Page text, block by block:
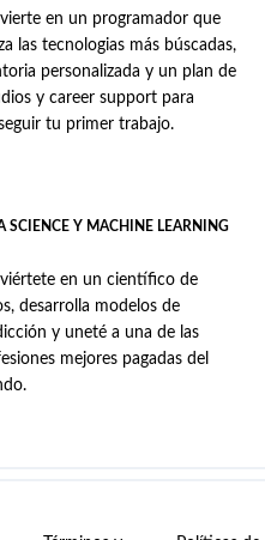
en un programador que
las tecnologias más búscadas,
personalizada y un plan de
y career support para
tu primer trabajo.
SCIENCE Y MACHINE LEARNING
en un científico de
desarrolla modelos de
y uneté a una de las
mejores pagadas del